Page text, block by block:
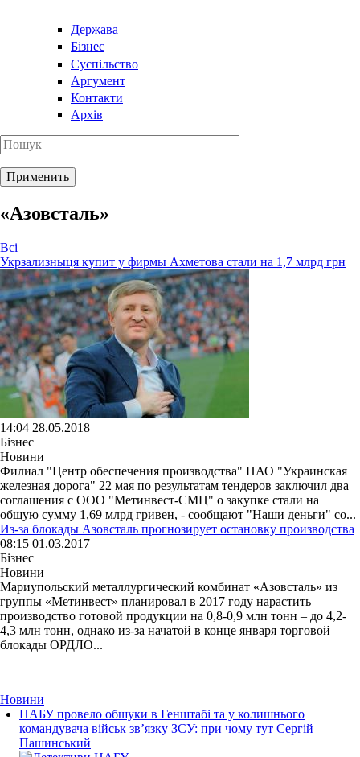
Держава
Бізнес
Суспільство
Аргумент
Контакти
Архів
«Азовсталь»
Всі
Укрзализныця купит у фирмы Ахметова стали на 1,7 млрд грн
14:04 28.05.2018
Бізнес
Новини
Филиал "Центр обеспечения производства" ПАО "Украинская
железная дорога" 22 мая по результатам тендеров заключил два
соглашения с ООО "Метинвест-СМЦ" о закупке стали на
общую сумму 1,69 млрд гривен, - сообщают "Наши деньги" со...
Из-за блокады Азовсталь прогнозирует остановку производства
08:15 01.03.2017
Бізнес
Новини
Мариупольский металлургический комбинат «Азовсталь» из
группы «Метинвест» планировал в 2017 году нарастить
производство готовой продукции на 0,8-0,9 млн тонн – до 4,2-
4,3 млн тонн, однако из-за начатой в конце января торговой
блокады ОРДЛО...
Новини
НАБУ провело обшуки в Генштабі та у колишнього
командувача військ зв’язку ЗСУ: при чому тут Сергій
Пашинський